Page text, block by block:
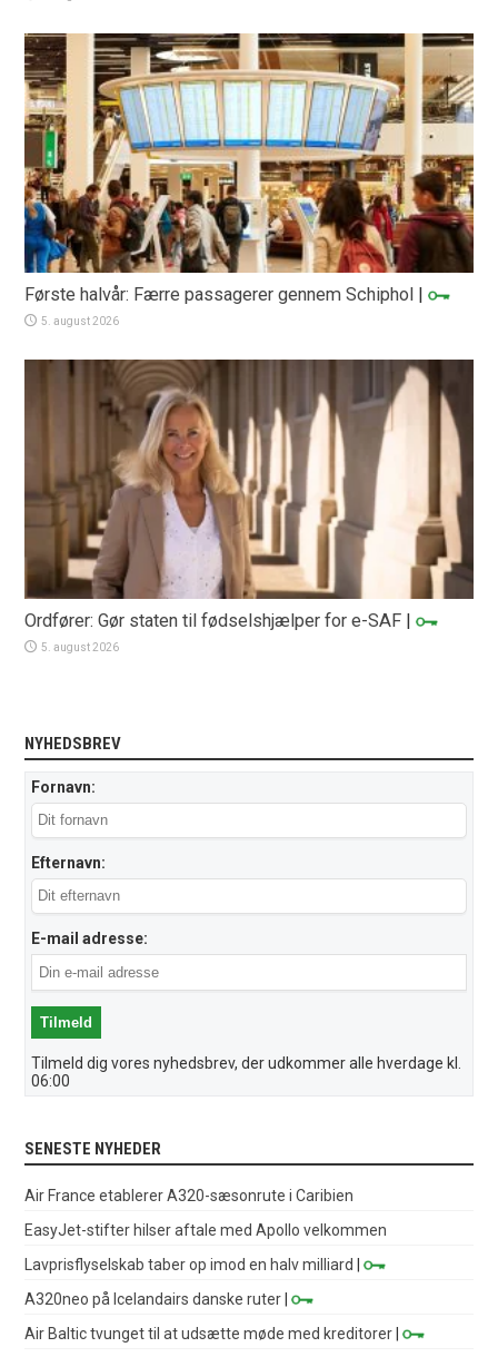
Første halvår: Færre passagerer gennem Schiphol |
5. august 2026
Ordfører: Gør staten til fødselshjælper for e-SAF |
5. august 2026
NYHEDSBREV
Fornavn:
Efternavn:
E-mail adresse:
Tilmeld dig vores nyhedsbrev, der udkommer alle hverdage kl.
06:00
SENESTE NYHEDER
Air France etablerer A320-sæsonrute i Caribien
EasyJet-stifter hilser aftale med Apollo velkommen
Lavprisflyselskab taber op imod en halv milliard
|
A320neo på Icelandairs danske ruter |
Air Baltic tvunget til at udsætte møde med kreditorer |